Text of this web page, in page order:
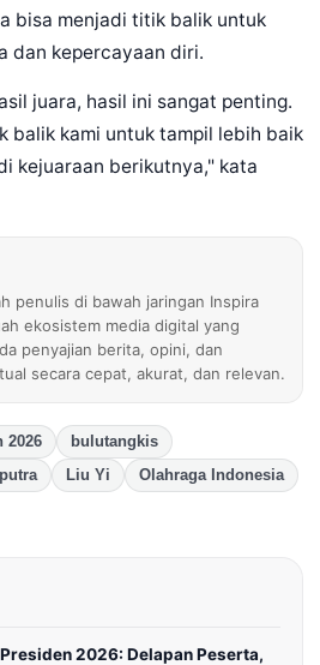
bisa menjadi titik balik untuk
dan kepercayaan diri.
juara, hasil ini sangat penting.
balik kami untuk tampil lebih baik
kejuaraan berikutnya," kata
penulis di bawah jaringan Inspira
ekosistem media digital yang
penyajian berita, opini, dan
secara cepat, akurat, dan relevan.
2026
bulutangkis
Liu Yi
Olahraga Indonesia
2026: Delapan Peserta,